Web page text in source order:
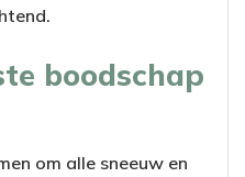
boodschap
om alle sneeuw en